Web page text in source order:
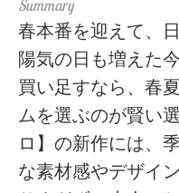
春本番を迎えて、
陽気の日も増えた
買い足すなら、春
ムを選ぶのが賢い
ロ】の新作には、
な素材感やデザイ